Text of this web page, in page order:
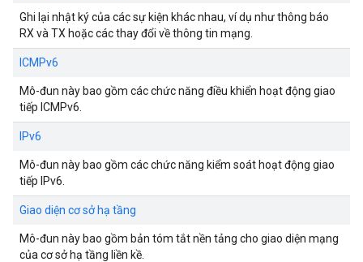
Ghi lại nhật ký của các sự kiện khác nhau, ví dụ như thông báo
RX và TX hoặc các thay đổi về thông tin mạng.
ICMPv6
Mô-đun này bao gồm các chức năng điều khiển hoạt động giao
tiếp ICMPv6.
IPv6
Mô-đun này bao gồm các chức năng kiểm soát hoạt động giao
tiếp IPv6.
Giao diện cơ sở hạ tầng
Mô-đun này bao gồm bản tóm tắt nền tảng cho giao diện mạng
của cơ sở hạ tầng liền kề.